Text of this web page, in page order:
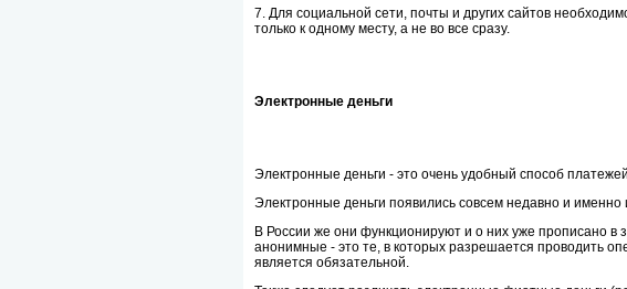
7. Для социальной сети, почты и других сайтов
только к одному месту, а не во все сразу.
Электронные деньги
Электронные деньги - это очень удобный способ
Электронные деньги появились совсем недавно и именно
В России же они функционируют и о них уже прописано в
анонимные - это те, в которых разрешается проводить
является обязательной.